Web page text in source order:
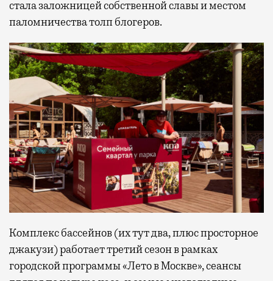
стала заложницей собственной славы и местом
паломничества толп блогеров.
Комплекс бассейнов (их тут два, плюс просторное
джакузи) работает третий сезон в рамках
городской программы «Лето в Москве», сеансы